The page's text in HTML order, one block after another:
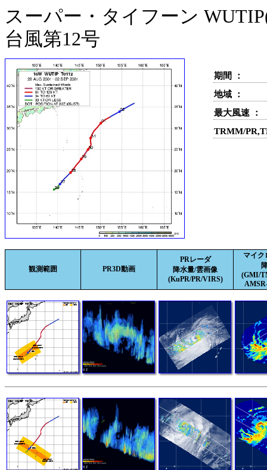
スーパー・タイフーン
台風第12号
期間 ：
地域 ：
最大風速 ：
TRMM/
観測範囲 PR3D動画
PRレーダ
降水量/雲画像
(KuPR/PR/VIRS)
マイク
(GMI/